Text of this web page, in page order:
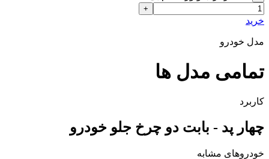
خرید
مدل خودرو
تمامی مدل ها
کاربرد
چهار پد - بابت دو چرخ جلو خودرو
خودروهای مشابه